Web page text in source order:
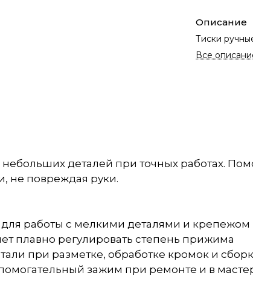
Описание
Тиски
Все
деталей при точных работах.
не повреждая руки.
работы с мелкими деталями и крепежом
плавно регулировать степень прижима
при разметке, обработке кромок и
зажим при ремонте и в